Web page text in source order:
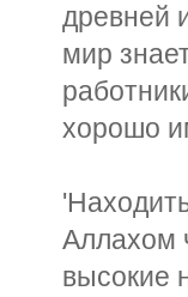
древней
мир
хорошо
Аллахом
высокие